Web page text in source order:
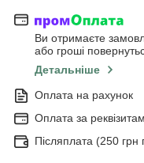
Ви отримаєте
або гроші
Детальніше
Оплата на рахунок
Оплата за
Післяплата (250 грн